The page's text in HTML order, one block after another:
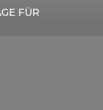
FÜR
ZUR
IN DER